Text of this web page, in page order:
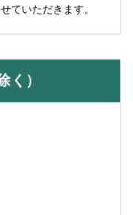
ていただきます。
）